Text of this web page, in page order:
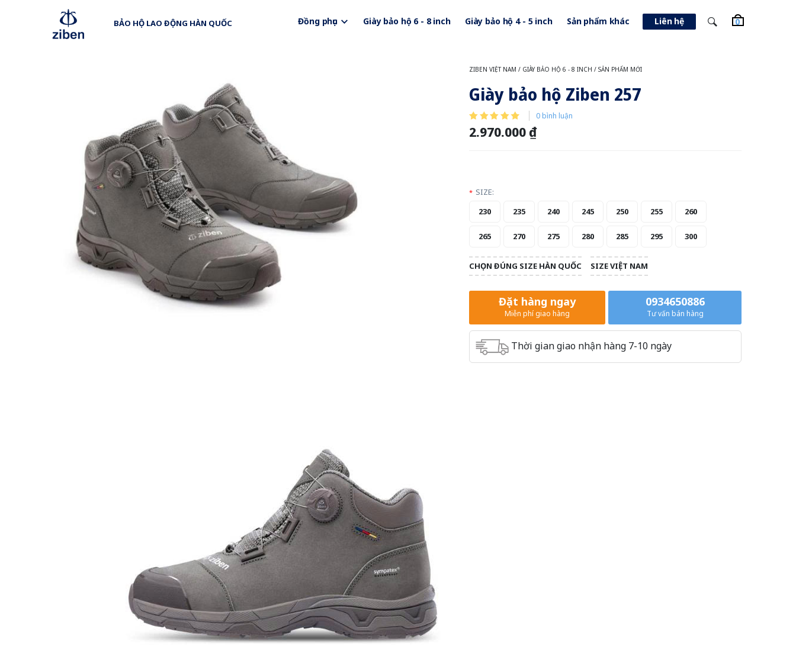
BẢO HỘ LAO ĐỘNG HÀN QUỐC 0
Đồng phục Giày bảo hộ 6 - 8 inch Giày bảo hộ 4 - 5 inch Sản phẩm khác Liên hệ
ZIBEN VIỆT NAM / GIÀY BẢO HỘ 6 - 8 INCH / SẢN PHẨM MỚI
Giày bảo hộ Ziben 257
0 bình luận
2.970.000 ₫
* SIZE:
230
235 240 245 250 255 260
265 270 275 280 285 295 300
CHỌN ĐÚNG SIZE HÀN QUỐC SIZE VIỆT NAM
Đặt hàng ngay
Miễn phí giao hàng
0934650886
Tư vấn bán hàng
Thời gian giao nhận hàng 7-10 ngày